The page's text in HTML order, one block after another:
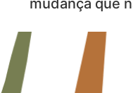
mudança que